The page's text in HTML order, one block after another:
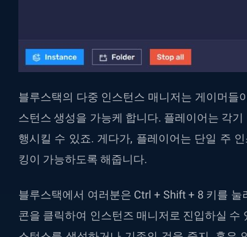
블루스택의 다중 인스턴스 매니저는 게이머들
스턴스 생성을 가능케 합니다. 플레이어는 각
행시킬 수 있죠. 게다가, 플레이어는 단일 주
킹이 가능하도록 해줍니다.
블루스택에서 여러분은 Ctrl + Shift + 8 키를
콘을 클릭하여 인스턴즈 매니저로 진입하실